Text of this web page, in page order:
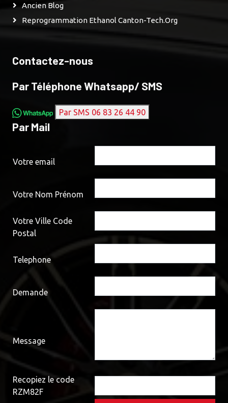
Ancien Blog
Reprogrammation Ethanol Canton-Tech.org
Contactez-nous
Par Téléphone Whatsapp/ SMS
Par SMS 06 83 26 44 90
Par Mail
Votre email
Votre Nom Prénom
Votre Ville Code
Postal
Telephone
Demande
Message
Recopiez le code
RZM82F